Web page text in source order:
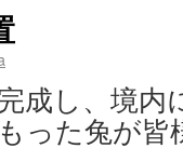
成し、境内
った兔が